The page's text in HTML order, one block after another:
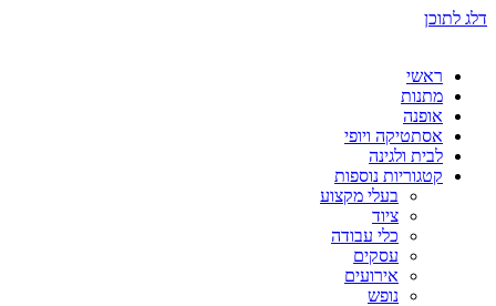
דלג לתוכן
ראשי
מתנות
אופנה
אסתטיקה ויופי
לבית ולגינה
קטגוריות נוספות
בעלי מקצוע
ציוד
כלי עבודה
עסקים
אירועים
נופש